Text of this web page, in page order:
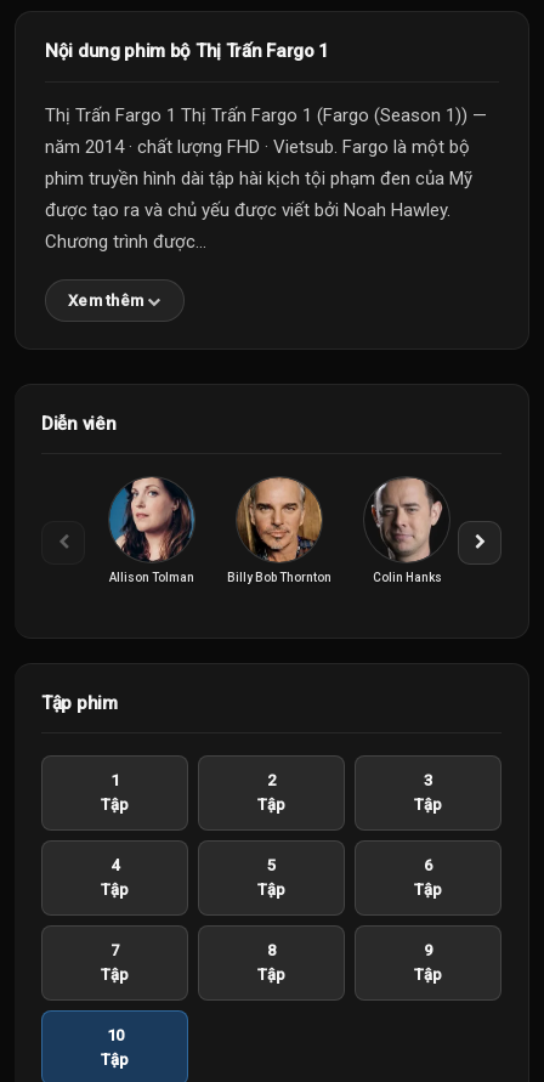
Nội dung phim bộ Thị Trấn Fargo 1
Thị Trấn Fargo 1 Thị Trấn Fargo 1 (Fargo (Season 1)) —
năm 2014 · chất lượng FHD · Vietsub. Fargo là một bộ
phim truyền hình dài tập hài kịch tội phạm đen của Mỹ
được tạo ra và chủ yếu được viết bởi Noah Hawley.
Chương trình được...
Xem thêm
Diễn viên
Allison Tolman Billy Bob Thornton Colin Hanks
Tập phim
1
Tập
2
Tập
3
Tập
4
Tập
5
Tập
6
Tập
7
Tập
8
Tập
9
Tập
10
Tập